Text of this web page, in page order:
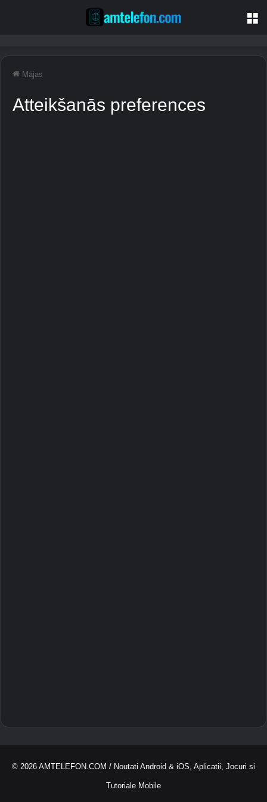
Mājas
Atteikšanās preferences
© 2026 AMTELEFON.COM / Noutati Android & iOS, Aplicatii, Jocuri si
Tutoriale Mobile